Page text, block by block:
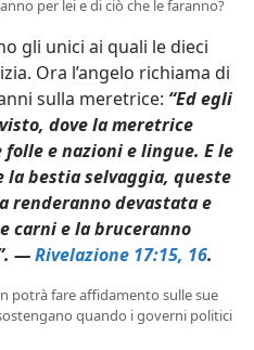
per lei e di ciò che le faranno?
gli unici ai quali le dieci
Ora l’angelo richiama di
sulla meretrice: “Ed egli
dove la meretrice
e nazioni e lingue. E le
la bestia selvaggia, queste
renderanno devastata e
carni e la bruceranno
—Rivelazione 17:15, 16.
potrà fare affidamento sulle sue
quando i governi politici